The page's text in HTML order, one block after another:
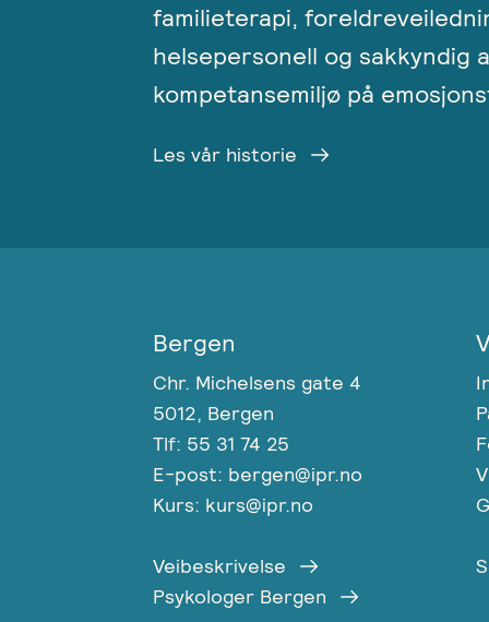
familieterapi,
helsepersonell og sakkyndig
kompetansemiljø på
Les vår historie
Bergen
Chr. Michelsens gate 4
5012, Bergen
Tlf: 55 31 74 25
E-post: bergen@ipr.no
Kurs: kurs@ipr.no
Veibeskrivelse
Psykologer Bergen